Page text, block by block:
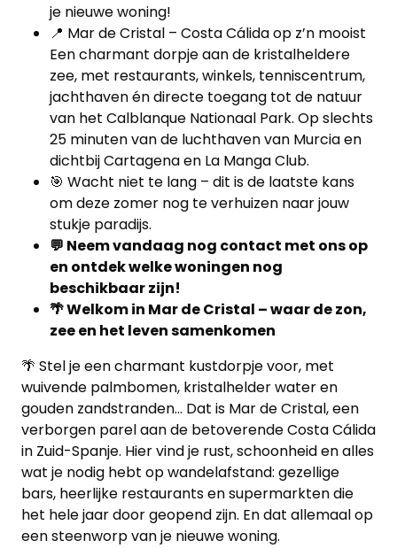
Panden
team
kantoor
werkwijze
Contacteer
ons
Blog
Cookies
je nieuwe woning!
📍 Mar de Cristal – Costa Cálida op z’n mooist
Een charmant dorpje aan de kristalheldere
zee, met restaurants, winkels, tenniscentrum,
jachthaven én directe toegang tot de natuur
van het Calblanque Nationaal Park. Op slechts
25 minuten van de luchthaven van Murcia en
dichtbij Cartagena en La Manga Club.
🎯 Wacht niet te lang – dit is de laatste kans
om deze zomer nog te verhuizen naar jouw
stukje paradijs.
💬 Neem vandaag nog contact met ons op
en ontdek welke woningen nog
beschikbaar zijn!
🌴 Welkom in Mar de Cristal – waar de zon,
zee en het leven samenkomen
🌴 Stel je een charmant kustdorpje voor, met
wuivende palmbomen, kristalhelder water en
gouden zandstranden… Dat is Mar de Cristal, een
verborgen parel aan de betoverende Costa Cálida
in Zuid-Spanje. Hier vind je rust, schoonheid en alles
wat je nodig hebt op wandelafstand: gezellige
bars, heerlijke restaurants en supermarkten die
het hele jaar door geopend zijn. En dat allemaal op
een steenworp van je nieuwe woning.